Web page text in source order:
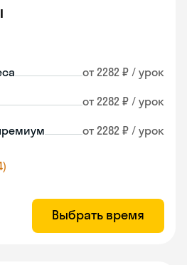
от 2282 ₽ / урок
от 2282 ₽ / урок
от 2282 ₽ / урок
Выбрать время